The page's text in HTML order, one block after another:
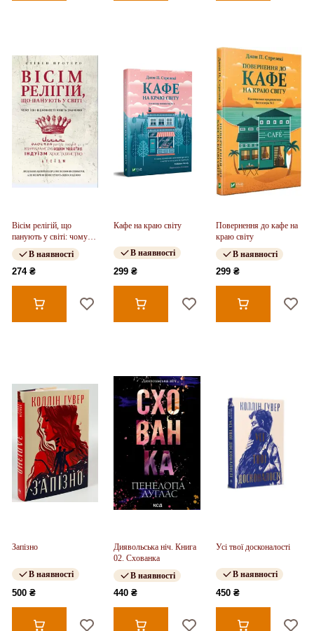
Вісім релігій, що
панують у світі: чому
їхні відмінності мають
значенняВ наявності
274 ₴
Кафе на краю світу
В наявності
299 ₴
Повернення до кафе на
краю світу
В наявності
299 ₴
Запізно
В наявності
500 ₴
Диявольська ніч. Книга
02. Схованка
В наявності
440 ₴
Усі твої досконалості
В наявності
450 ₴